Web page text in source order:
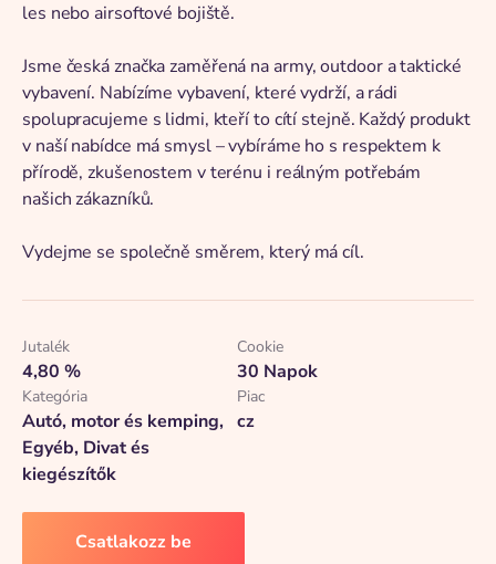
les nebo airsoftové bojiště.
Jsme česká značka zaměřená na army, outdoor a taktické
vybavení. Nabízíme vybavení, které vydrží, a rádi
spolupracujeme s lidmi, kteří to cítí stejně. Každý produkt
v naší nabídce má smysl – vybíráme ho s respektem k
přírodě, zkušenostem v terénu i reálným potřebám
našich zákazníků.
Vydejme se společně směrem, který má cíl.
Jutalék
4,80 %
Cookie
30 Napok
Kategória
Autó, motor és kemping,
Egyéb, Divat és
kiegészítők
Piac
cz
Csatlakozz be